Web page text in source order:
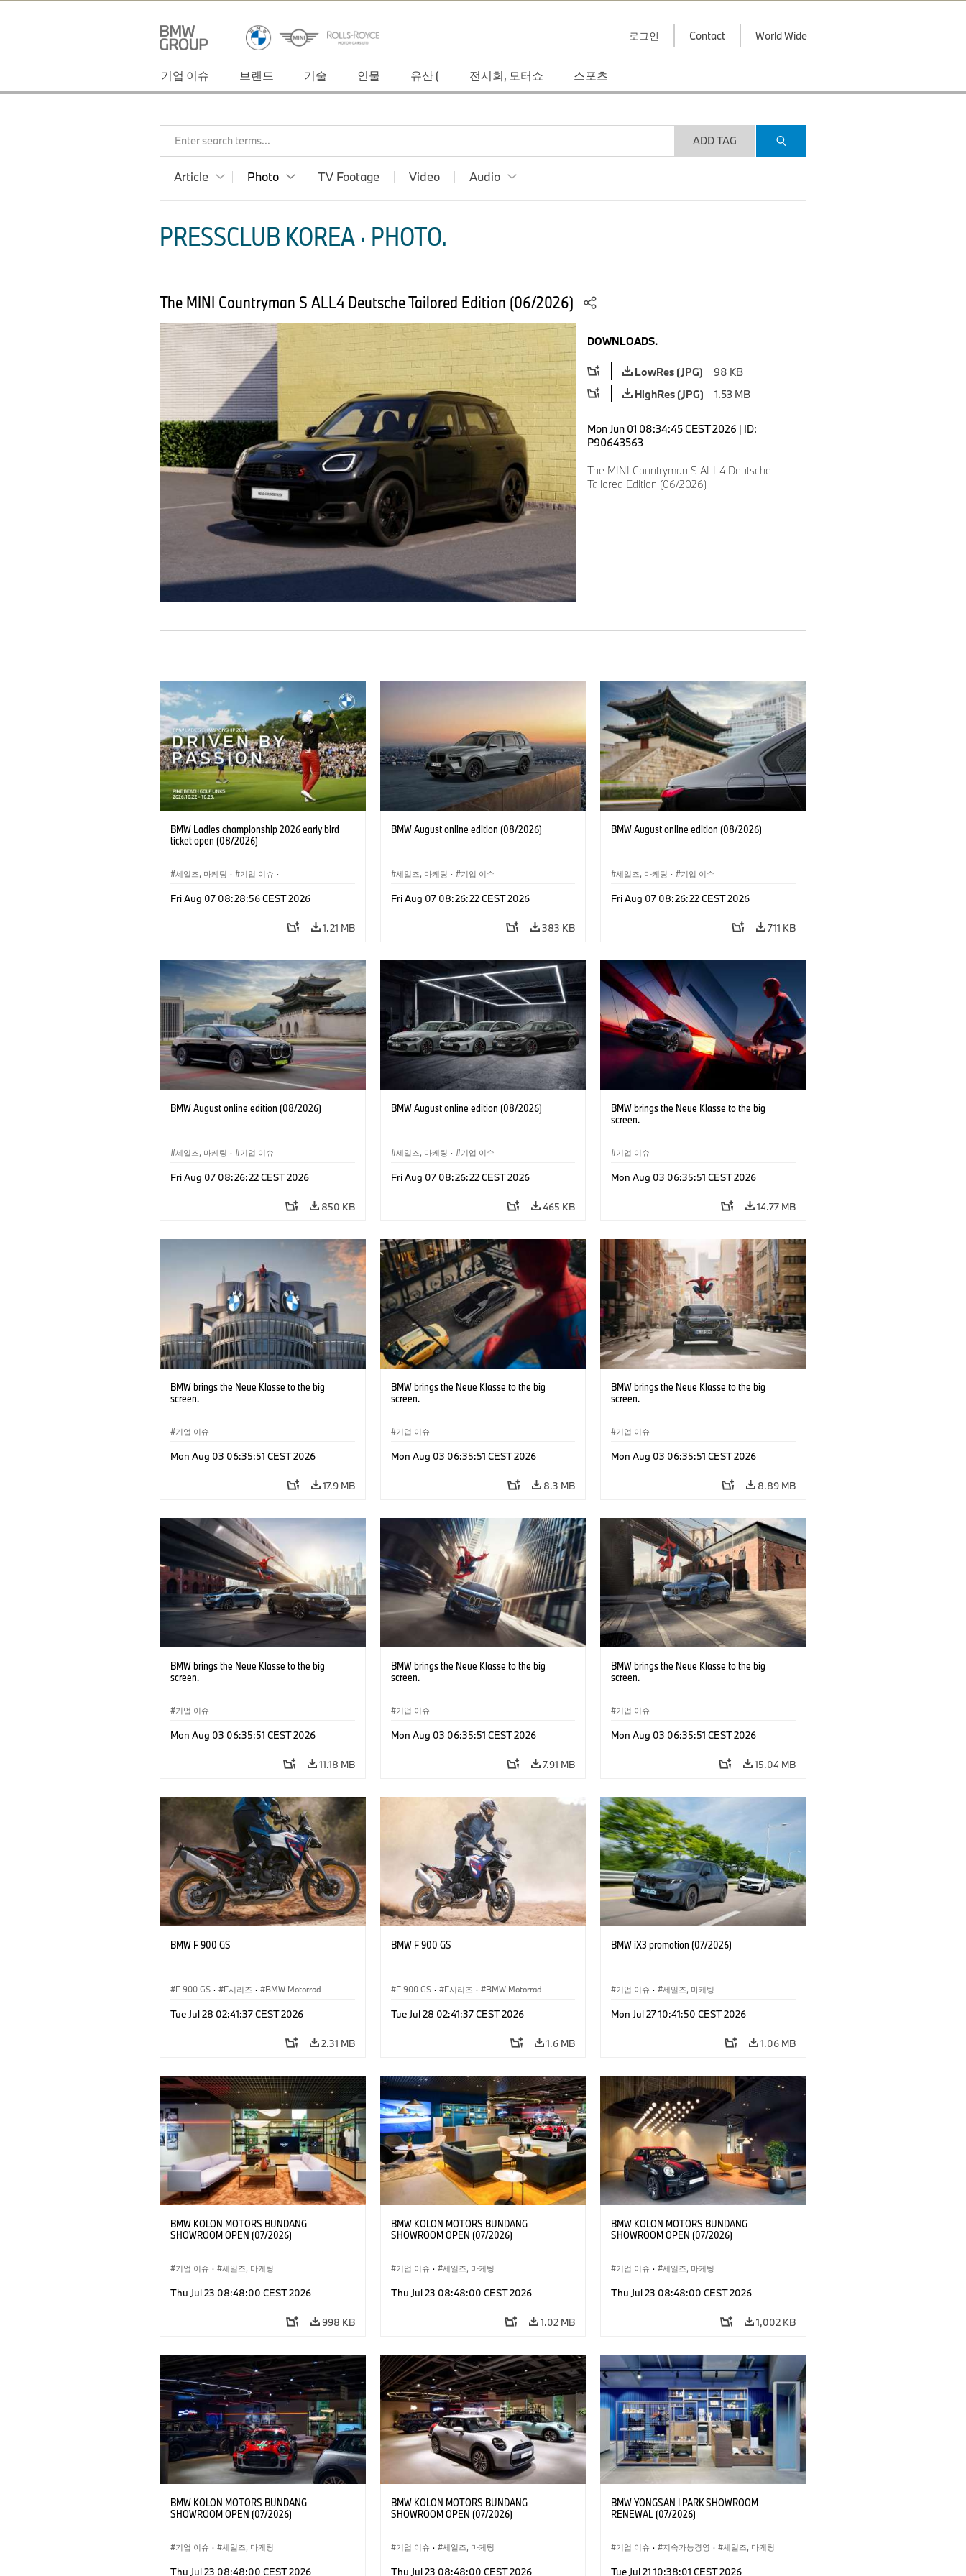
로그인 Contact World Wide
기업 이슈 브랜드 기술 인물 유산 ( 전시회, 모터쇼 스포츠
Enter search terms... ADD TAG
Article Photo TV Footage Video Audio
PRESSCLUB KOREA · PHOTO.
The MINI Countryman S ALL4 Deutsche Tailored Edition (06/2026)
DOWNLOADS.
LowRes (JPG)
98 KB
HighRes (JPG)
1.53 MB
Mon Jun 01 08:34:45 CEST 2026 | ID:
P90643563
The MINI Countryman S ALL4 Deutsche
Tailored Edition (06/2026)
BMW Ladies championship 2026 early bird
ticket open (08/2026)
세일즈, 마케팅 · 기업 이슈 ·
Fri Aug 07 08:28:56 CEST 2026
1.21 MB
BMW August online edition (08/2026)
세일즈, 마케팅 · 기업 이슈
Fri Aug 07 08:26:22 CEST 2026
383 KB
BMW August online edition (08/2026)
세일즈, 마케팅 · 기업 이슈
Fri Aug 07 08:26:22 CEST 2026
711 KB
BMW August online edition (08/2026)
세일즈, 마케팅 · 기업 이슈
Fri Aug 07 08:26:22 CEST 2026
850 KB
BMW August online edition (08/2026)
세일즈, 마케팅 · 기업 이슈
Fri Aug 07 08:26:22 CEST 2026
465 KB
BMW brings the Neue Klasse to the big
screen.
기업 이슈
Mon Aug 03 06:35:51 CEST 2026
14.77 MB
BMW brings the Neue Klasse to the big
screen.
기업 이슈
Mon Aug 03 06:35:51 CEST 2026
17.9 MB
BMW brings the Neue Klasse to the big
screen.
기업 이슈
Mon Aug 03 06:35:51 CEST 2026
8.3 MB
BMW brings the Neue Klasse to the big
screen.
기업 이슈
Mon Aug 03 06:35:51 CEST 2026
8.89 MB
BMW brings the Neue Klasse to the big
screen.
기업 이슈
Mon Aug 03 06:35:51 CEST 2026
11.18 MB
BMW brings the Neue Klasse to the big
screen.
기업 이슈
Mon Aug 03 06:35:51 CEST 2026
7.91 MB
BMW brings the Neue Klasse to the big
screen.
기업 이슈
Mon Aug 03 06:35:51 CEST 2026
15.04 MB
BMW F 900 GS
F 900 GS · F시리즈 · BMW Motorrad
Tue Jul 28 02:41:37 CEST 2026
2.31 MB
BMW F 900 GS
F 900 GS · F시리즈 · BMW Motorrad
Tue Jul 28 02:41:37 CEST 2026
1.6 MB
BMW iX3 promotion (07/2026)
기업 이슈 · 세일즈, 마케팅
Mon Jul 27 10:41:50 CEST 2026
1.06 MB
BMW KOLON MOTORS BUNDANG
SHOWROOM OPEN (07/2026)
기업 이슈 · 세일즈, 마케팅
Thu Jul 23 08:48:00 CEST 2026
998 KB
BMW KOLON MOTORS BUNDANG
SHOWROOM OPEN (07/2026)
기업 이슈 · 세일즈, 마케팅
Thu Jul 23 08:48:00 CEST 2026
1.02 MB
BMW KOLON MOTORS BUNDANG
SHOWROOM OPEN (07/2026)
기업 이슈 · 세일즈, 마케팅
Thu Jul 23 08:48:00 CEST 2026
1,002 KB
BMW KOLON MOTORS BUNDANG
SHOWROOM OPEN (07/2026)
기업 이슈 · 세일즈, 마케팅
Thu Jul 23 08:48:00 CEST 2026
BMW KOLON MOTORS BUNDANG
SHOWROOM OPEN (07/2026)
기업 이슈 · 세일즈, 마케팅
Thu Jul 23 08:48:00 CEST 2026
BMW YONGSAN I PARK SHOWROOM
RENEWAL (07/2026)
기업 이슈 · 지속가능경영 · 세일즈, 마케팅
Tue Jul 21 10:38:01 CEST 2026